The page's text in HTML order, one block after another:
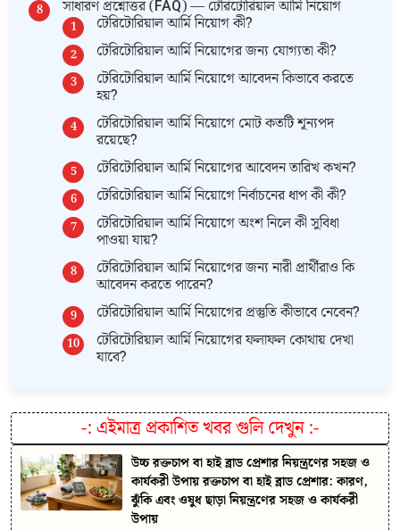
সাধারণ প্রশ্নোত্তর (FAQ) — টেরিটোরিয়াল আর্মি নিয়োগ
টেরিটোরিয়াল আর্মি নিয়োগ কী?
টেরিটোরিয়াল আর্মি নিয়োগের জন্য যোগ্যতা কী?
টেরিটোরিয়াল আর্মি নিয়োগে আবেদন কিভাবে করতে
হয়?
টেরিটোরিয়াল আর্মি নিয়োগে মোট কতটি শূন্যপদ
রয়েছে?
টেরিটোরিয়াল আর্মি নিয়োগের আবেদন তারিখ কখন?
টেরিটোরিয়াল আর্মি নিয়োগে নির্বাচনের ধাপ কী কী?
টেরিটোরিয়াল আর্মি নিয়োগে অংশ নিলে কী সুবিধা
পাওয়া যায়?
টেরিটোরিয়াল আর্মি নিয়োগের জন্য নারী প্রার্থীরাও কি
আবেদন করতে পারেন?
টেরিটোরিয়াল আর্মি নিয়োগের প্রস্তুতি কীভাবে নেবেন?
টেরিটোরিয়াল আর্মি নিয়োগের ফলাফল কোথায় দেখা
যাবে?
-: এইমাত্র প্রকাশিত খবর গুলি দেখুন:-
উচ্চ রক্তচাপ বা হাই ব্লাড প্রেশার নিয়ন্ত্রণের সহজ ও
কার্যকরী উপায় রক্তচাপ বা হাই ব্লাড প্রেশার: কারণ,
ঝুঁকি এবং ওষুধ ছাড়া নিয়ন্ত্রণের সহজ ও কার্যকরী
উপায়